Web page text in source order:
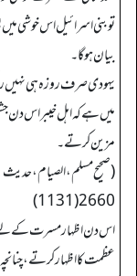
تو بنی اسرائیل اس خوشی
بیان ہو گا۔
یہودی صرف روزہ ہی نہیں
میں ہے کہ اہل خیبر اس دن
مزین کرتے۔
(صحیح مسلم، الصیام، حدیث:
2660(1131)
اس دن اظہار مسرت کے
عظمت کا اظہار کرتے،